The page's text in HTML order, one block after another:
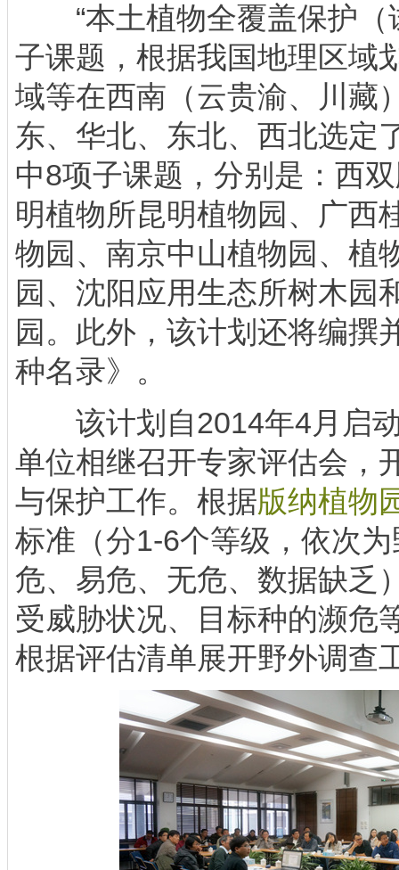
“本土植物全覆盖保护（
子课题，根据我国地理区域
域等在西南（云贵渝、川藏
东、华北、东北、西北选定
中8项子课题，分别是：西
明植物所昆明植物园、广西
物园、南京中山植物园、植
园、沈阳应用生态所树木园
园。此外，该计划还将编撰
种名录》。
该计划自2014年4月启动
单位相继召开专家评估会，
与保护工作。根据版纳植物
标准（分1-6个等级，依次
危、易危、无危、数据缺乏
受威胁状况、目标种的濒危
根据评估清单展开野外调查